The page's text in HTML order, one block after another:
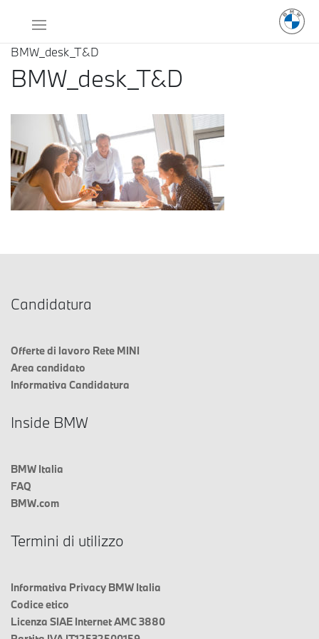
BMW_desk_T&D
BMW_desk_T&D
Candidatura
Offerte di lavoro Rete MINI
Area candidato
Informativa Candidatura
Inside BMW
BMW Italia
FAQ
BMW.com
Termini di utilizzo
Informativa Privacy BMW Italia
Codice etico
Licenza SIAE Internet AMC 3880